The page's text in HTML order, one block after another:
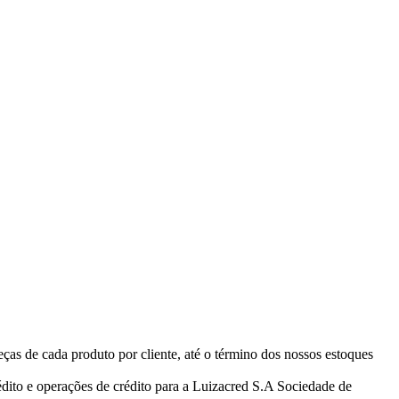
de cada produto por cliente, até o término dos nossos estoques
e operações de crédito para a Luizacred S.A Sociedade de